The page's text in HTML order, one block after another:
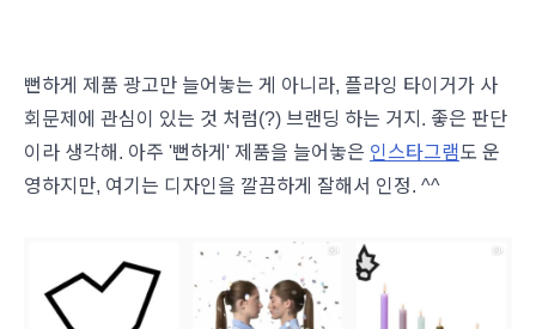
뻔하게 제품 광고만 늘어놓는 게 아니라, 플라잉 타이거가 사
회문제에 관심이 있는 것 처럼(?) 브랜딩 하는 거지. 좋은 판단
이라 생각해. 아주 '뻔하게' 제품을 늘어놓은 인스타그램도 운
영하지만, 여기는 디자인을 깔끔하게 잘해서 인정. ^^